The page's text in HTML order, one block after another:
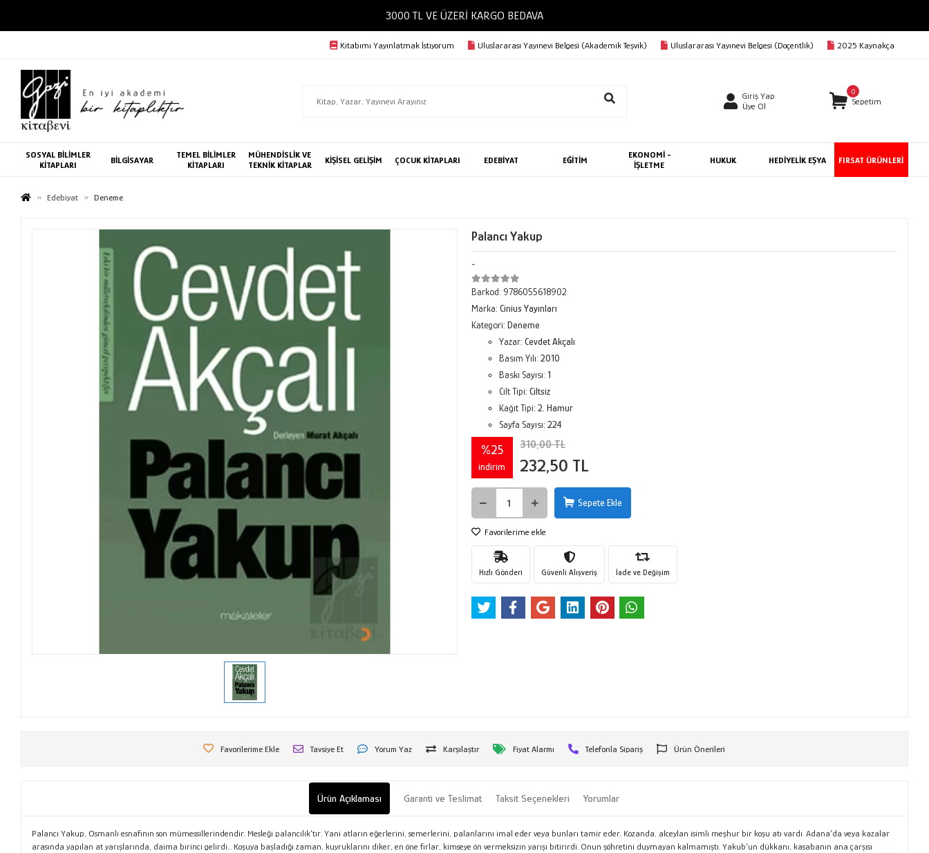
3000 TL VE ÜZERİ KARGO BEDAVA
Kitabımı Yayınlatmak İstiyorum Uluslararası Yayınevi Belgesi (Akademik Teşvik) Uluslararası Yayınevi Belgesi (Doçentlik) 2025 Kaynakça
Giriş Yap
Üye Ol
0
Sepetim
SOSYAL BİLİMLER
KİTAPLARI
BİLGİSAYAR
TEMEL BİLİMLER
KİTAPLARI
MÜHENDİSLİK VE
TEKNİK KİTAPLAR
KİŞİSEL GELİŞİM ÇOCUK KİTAPLARI EDEBİYAT EĞİTİM
EKONOMİ -
İŞLETME
HUKUK HEDİYELİK EŞYA FIRSAT ÜRÜNLERİ
Edebiyat Deneme
Palancı Yakup
-
Barkod: 9786055618902
Marka: Cinius Yayınları
Kategori: Deneme
Yazar: Cevdet Akçalı
Basım Yılı: 2010
Baskı Sayısı: 1
Cilt Tipi: Ciltsiz
Kağıt Tipi: 2. Hamur
Sayfa Sayısı: 224
%25
indirim
310,00 TL
232,50 TL
Sepete Ekle
Favorilerime ekle
Hızlı Gönderi Güvenli Alışveriş İade ve Değişim
Favorilerime Ekle Tavsiye Et Yorum Yaz Karşılaştır Fiyat Alarmı Telefonla Sipariş Ürün Önerileri
Ürün Açıklaması Garanti ve Teslimat Taksit Seçenekleri Yorumlar
Palancı Yakup, Osmanlı esnafının son mümessillerindendir. Mesleği palancılık‘tır. Yani atların eğerlerini, semerlerini, palanlarını imal eder veya bunları tamir eder. Kozanda, alceylan isimli meşhur bir koşu atı vardı. Adana‘da veya kazalar
arasında yapılan at yarışlarında, daima birinci gelirdi... Koşuya başladığı zaman, kuyruklarını diker, en öne fırlar, kimseye ön vermeksizin yarışı bitirirdi. Onun şöhretini duymayan kalmamıştı. Yakub‘un dükkanı, kasabanın ana çarşısı